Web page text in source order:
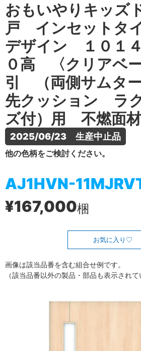
おもいやりキッズ
戸 インセット
デザイン １０１
０高 〈クリアベ
引 （両側サムタ
先クッション ラ
ズ付）用 不燃面材
2025/06/23　生産中止品
他の色柄をご検討ください。
AJ1HVN-
¥167,000梱
お気に入り
画像は該当品番を含む組合せ例です。
（該当品番以外の製品・部品も表示されて